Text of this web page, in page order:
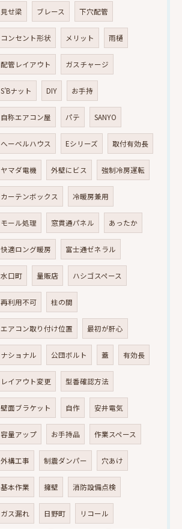
見せ梁 ブレース 下穴配管
コンセント形状 メリット 雨樋
配管レイアウト ガスチャージ
S’Bナット DIY お手持
自称エアコン屋 パテ SANYO
へーベルハウス Eシリーズ 取付有効長
ヤマダ電機 外壁にビス 強制冷房運転
カーテンボックス 冷暖房兼用
モール処理 窓貫通パネル あったか
快適ロング暖房 富士通ゼネラル
水口町 量販店 ハシゴスペース
再利用不可 柱の間
エアコン取り付け位置 最初が肝心
ナショナル 公団ボルト 蓋 有効長
レイアウト変更 型番確認方法
壁面ブラケット 自作 安井電気
容量アップ お手持品 作業スペース
外構工事 制震ダンパー 穴あけ
基本作業 擁壁 消防設備点検
ガス漏れ 日野町 リコール